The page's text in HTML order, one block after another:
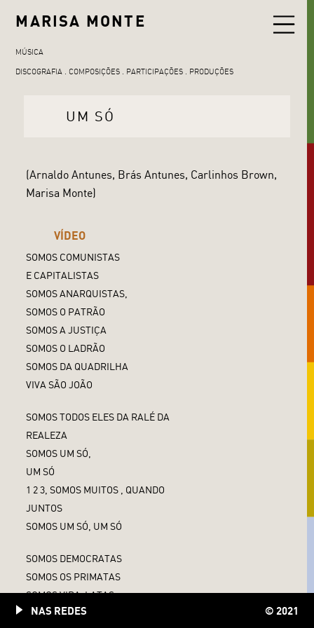
MARISA MONTE
MÚSICA
DISCOGRAFIA
COMPOSIÇÕES PARTICIPAÇÕES PRODUÇÕES
UM SÓ
(Arnaldo Antunes, Brás Antunes, Carlinhos Brown,
Marisa Monte)
VÍDEO
SOMOS COMUNISTAS
E CAPITALISTAS
SOMOS ANARQUISTAS,
SOMOS O PATRÃO
SOMOS A JUSTIÇA
SOMOS O LADRÃO
SOMOS DA QUADRILHA
VIVA SÃO JOÃO
SOMOS TODOS ELES DA RALÉ DA
REALEZA
SOMOS UM SÓ,
UM SÓ
1 2 3, SOMOS MUITOS , QUANDO
JUNTOS
SOMOS UM SÓ, UM SÓ
SOMOS DEMOCRATAS
SOMOS OS PRIMATAS
SOMOS VIRA-LATAS
TEMOS PEDIGREE
NAS REDES © 2021